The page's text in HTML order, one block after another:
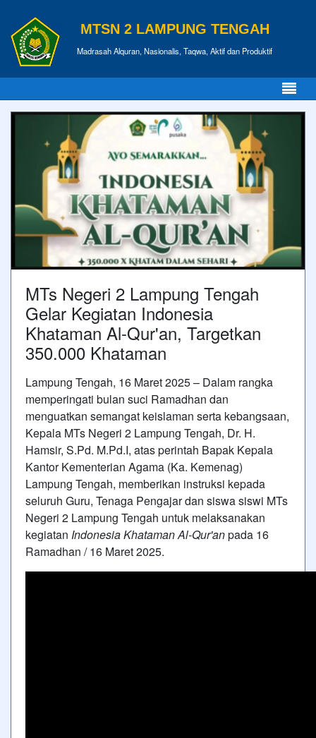
MTSN 2 LAMPUNG TENGAH
Madrasah Alquran, Nasionalis, Taqwa, Aktif dan Produktif
MTs Negeri 2 Lampung Tengah
Gelar Kegiatan Indonesia
Khataman Al-Qur'an, Targetkan
350.000 Khataman
Lampung Tengah, 16 Maret 2025 – Dalam rangka
memperingati bulan suci Ramadhan dan
menguatkan semangat keislaman serta kebangsaan,
Kepala MTs Negeri 2 Lampung Tengah, Dr. H.
Hamsir, S.Pd. M.Pd.I, atas perintah Bapak Kepala
Kantor Kementerian Agama (Ka. Kemenag)
Lampung Tengah, memberikan instruksi kepada
seluruh Guru, Tenaga Pengajar dan siswa siswi MTs
Negeri 2 Lampung Tengah untuk melaksanakan
kegiatan Indonesia Khataman Al-Qur'anpada 16
Ramadhan / 16 Maret 2025.